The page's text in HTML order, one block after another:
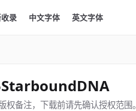
录 中文字体 英文字体
备注，下载前请先确认授权范围。